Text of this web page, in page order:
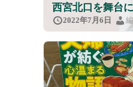
西宮北口を舞台
2022年7月6日